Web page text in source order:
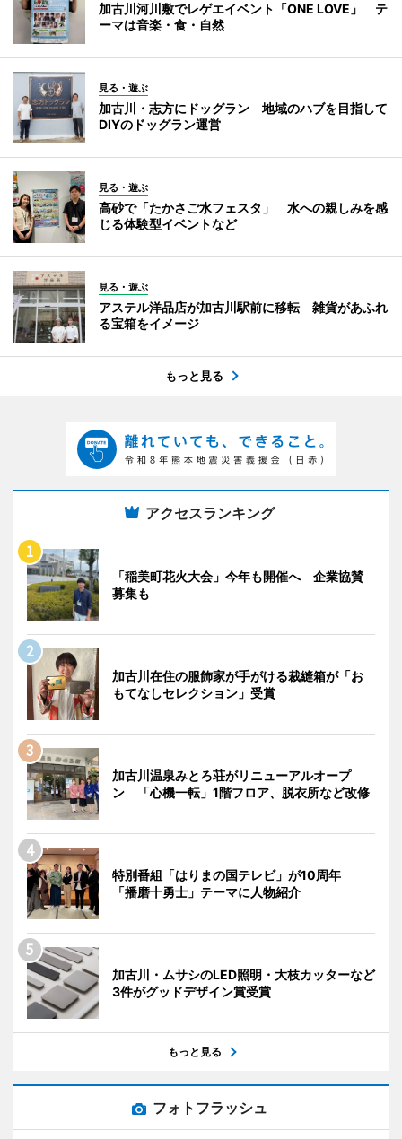
加古川河川敷でレゲエイベント「ONE LOVE」 テ
ーマは音楽・食・自然
見る・遊ぶ
加古川・志方にドッグラン 地域のハブを目指して
DIYのドッグラン運営
見る・遊ぶ
高砂で「たかさご水フェスタ」 水への親しみを感
じる体験型イベントなど
見る・遊ぶ
アステル洋品店が加古川駅前に移転 雑貨があふれ
る宝箱をイメージ
もっと見る
アクセスランキング
「稲美町花火大会」今年も開催へ 企業協賛
募集も
加古川在住の服飾家が手がける裁縫箱が「お
もてなしセレクション」受賞
加古川温泉みとろ荘がリニューアルオープ
ン 「心機一転」1階フロア、脱衣所など改修
特別番組「はりまの国テレビ」が10周年
「播磨十勇士」テーマに人物紹介
加古川・ムサシのLED照明・大枝カッターなど
3件がグッドデザイン賞受賞
もっと見る
フォトフラッシュ